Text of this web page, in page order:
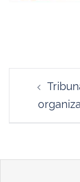
entradas